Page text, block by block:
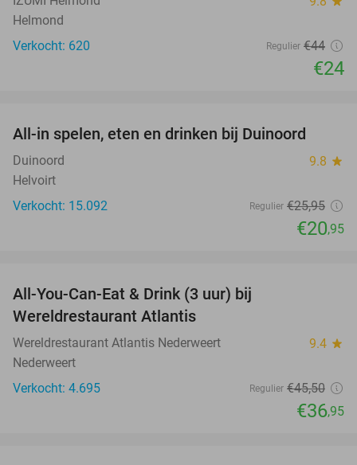
Helmond
Verkocht: 620
Regulier €44
€24
All-in spelen, eten en drinken bij Duinoord
Duinoord 9.8 star
Helvoirt
Verkocht: 15.092
Regulier €25,95
€20,95
All-You-Can-Eat & Drink (3 uur) bij
Wereldrestaurant Atlantis
Wereldrestaurant Atlantis Nederweert 9.4 star
Nederweert
Verkocht: 4.695
Regulier €45,50
€36,95